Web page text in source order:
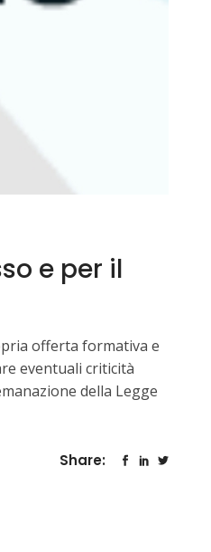
e per il
offerta formativa e
eventuali criticità
della Legge
Share: